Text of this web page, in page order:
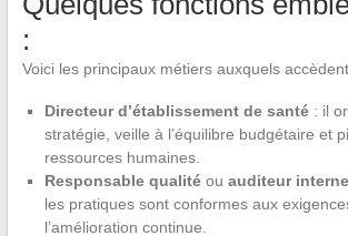
:
Voici les principaux métiers auxquels
Directeur d’établissement de santé: il
stratégie, veille à l’équilibre budgétaire et
ressources humaines.
Responsable qualitéou auditeur interne
les pratiques sont conformes aux
l’amélioration continue.